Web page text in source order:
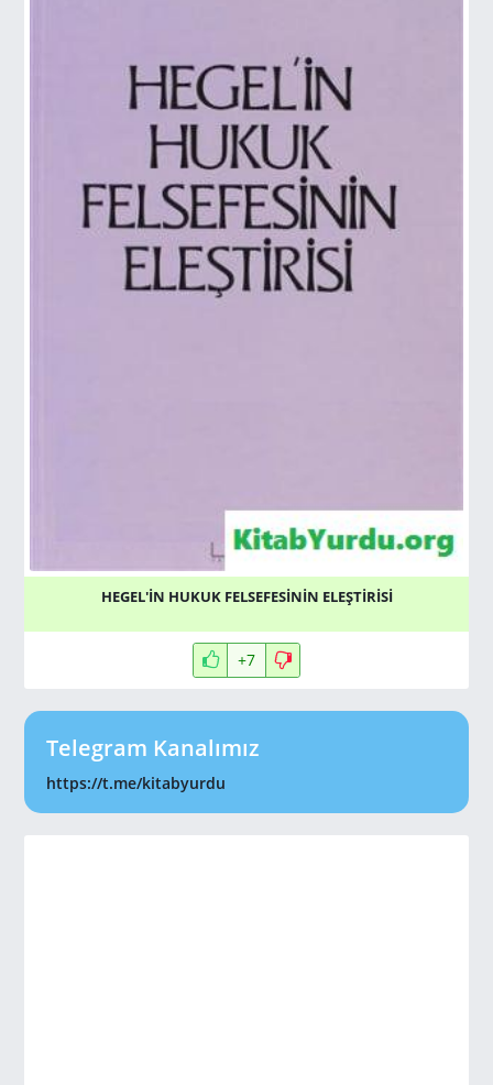
HEGEL'İN HUKUK FELSEFESİNİN ELEŞTİRİSİ
+7
Telegram Kanalımız
https://t.me/kitabyurdu